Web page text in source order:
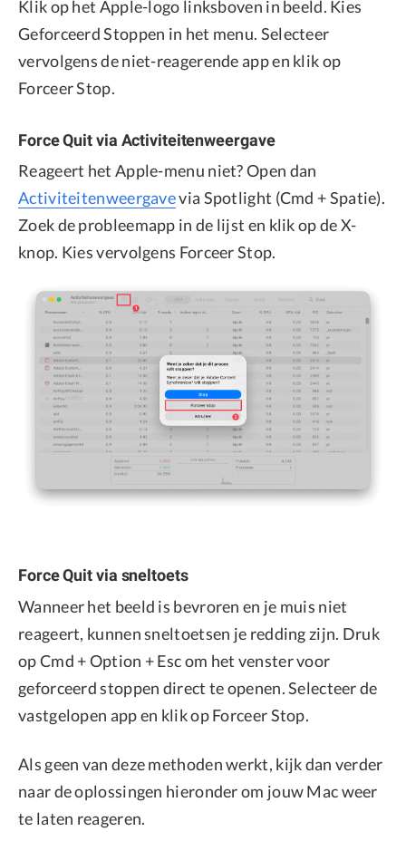
Klik op het Apple-logo linksboven in beeld. Kies
Geforceerd Stoppen in het menu. Selecteer
vervolgens de niet-reagerende app en klik op
Forceer Stop.
Force Quit via Activiteitenweergave
Reageert het Apple-menu niet? Open dan
Activiteitenweergavevia Spotlight (Cmd + Spatie).
Zoek de probleemapp in de lijst en klik op de X-
knop. Kies vervolgens Forceer Stop.
Force Quit via sneltoets
Wanneer het beeld is bevroren en je muis niet
reageert, kunnen sneltoetsen je redding zijn. Druk
op Cmd + Option + Esc om het venster voor
geforceerd stoppen direct te openen. Selecteer de
vastgelopen app en klik op Forceer Stop.
Als geen van deze methoden werkt, kijk dan verder
naar de oplossingen hieronder om jouw Mac weer
te laten reageren.